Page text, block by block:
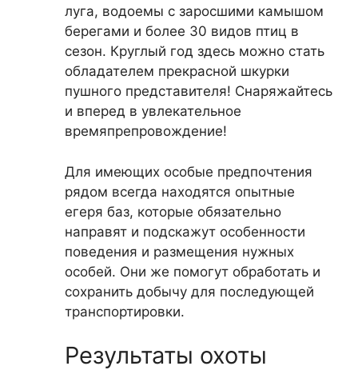
луга, водоемы с заросшими камышом
берегами и более 30 видов птиц в
сезон. Круглый год здесь можно стать
обладателем прекрасной шкурки
пушного представителя! Снаряжайтесь
и вперед в увлекательное
времяпрепровождение!
Для имеющих особые предпочтения
рядом всегда находятся опытные
егеря баз, которые обязательно
направят и подскажут особенности
поведения и размещения нужных
особей. Они же помогут обработать и
сохранить добычу для последующей
транспортировки.
Результаты охоты